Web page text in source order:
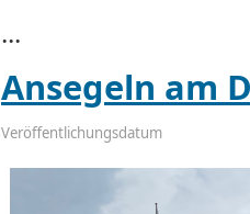
...
Ansegeln am
Veröffentlichungsdatum